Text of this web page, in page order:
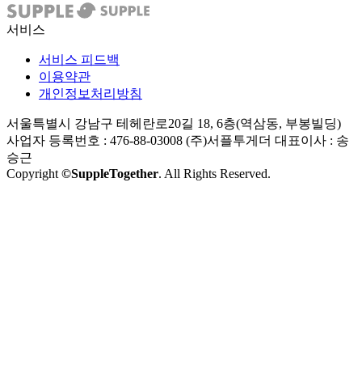
서비스
서비스 피드백
이용약관
개인정보처리방침
서울특별시 강남구 테헤란로20길 18, 6층(역삼동, 부봉빌딩)
사업자 등록번호 : 476-88-03008 (주)서플투게더 대표이사 : 송
승근
Copyright ©SuppleTogether. All Rights Reserved.